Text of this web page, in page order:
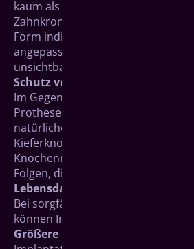
kaum als Zahnersatz zu erkennen.
Zahnkrone, meist aus Keramik,
Form individuell an die
angepasst. Der übrige Teil des
unsichtbar unter dem Zahnfleisch.
Schutz vor Knochenabbau
Im Gegensatz zu Brücken und
Prothesen belasten Implantate
natürliche Weise und stimulieren
Kieferknochenwachstum. Das
Knochenrückgang und die damit
Folgen, die sonst nach einem
Lebensdauer
Bei sorgfältiger Pflege und
können Implantate ein Leben lang
Größere Kaukraft und hoher